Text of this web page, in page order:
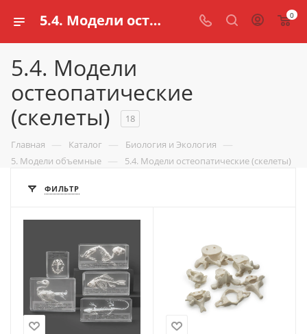
5.4. Модели остеопатические (скелеты) для школ и обучения детей 0
5.4. Модели
остеопатические
(скелеты)
18
Главная — Каталог — Биология и Экология —
5. Модели объемные — 5.4. Модели остеопатические (скелеты)
ФИЛЬТР